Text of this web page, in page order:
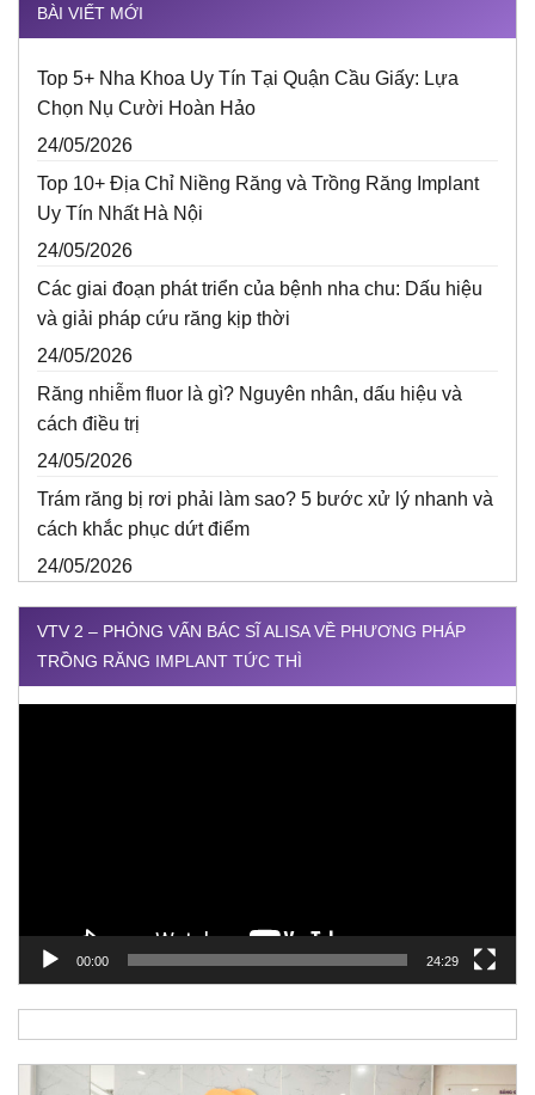
BÀI VIẾT MỚI
Top 5+ Nha Khoa Uy Tín Tại Quận Cầu Giấy: Lựa
Chọn Nụ Cười Hoàn Hảo
24/05/2026
Top 10+ Địa Chỉ Niềng Răng và Trồng Răng Implant
Uy Tín Nhất Hà Nội
24/05/2026
Các giai đoạn phát triển của bệnh nha chu: Dấu hiệu
và giải pháp cứu răng kịp thời
24/05/2026
Răng nhiễm fluor là gì? Nguyên nhân, dấu hiệu và
cách điều trị
24/05/2026
Trám răng bị rơi phải làm sao? 5 bước xử lý nhanh và
cách khắc phục dứt điểm
24/05/2026
VTV 2 – PHỎNG VẤN BÁC SĨ ALISA VỀ PHƯƠNG PHÁP
TRỒNG RĂNG IMPLANT TỨC THÌ
00:00 24:29